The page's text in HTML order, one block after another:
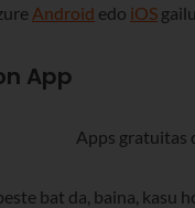
Android edo iOS
App
bat da, baina, kasu